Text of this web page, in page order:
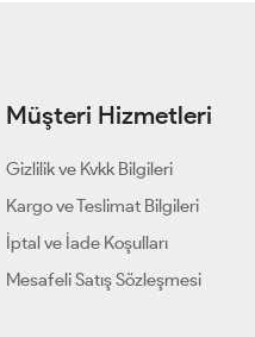
Müşteri Hizmetleri
Gizlilik ve Kvkk Bilgileri
Kargo ve Teslimat Bilgileri
İptal ve İade Koşulları
Mesafeli Satış Sözleşmesi